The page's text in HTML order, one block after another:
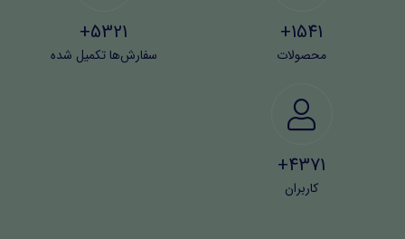
1541+
محصولات
5321+
سفارش‌ها تکمیل شده
4371+
کاربران